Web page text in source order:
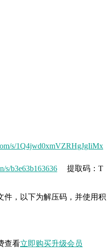
s/1Q4jwd0xmVZRHgJgIiMx
s/b3e63b163636 提取码：T
件，以下为解压码，并使用积
查看立即购买升级会员